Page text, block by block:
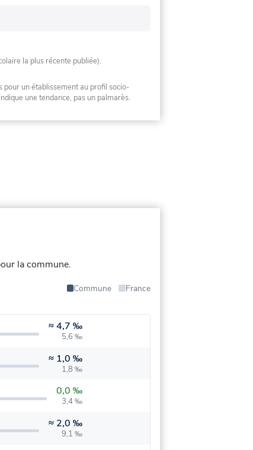
la plus récente publiée).
un établissement au profil socio-
une tendance, pas un palmarès.
la commune.
Commune
France
≈4,7 ‰
5,6 ‰
≈ 1,0 ‰
1,8 ‰
0,0 ‰
3,4 ‰
≈ 2,0 ‰
9,1 ‰